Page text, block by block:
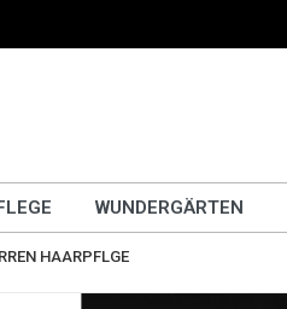
WUNDERGÄRTEN
HAARPFLGE